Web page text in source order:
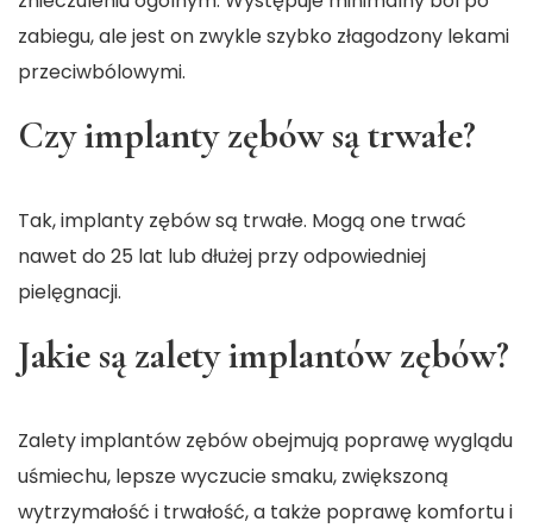
zabiegu, ale jest on zwykle szybko złagodzony lekami
przeciwbólowymi.
Czy implanty zębów są trwałe?
Tak, implanty zębów są trwałe. Mogą one trwać
nawet do 25 lat lub dłużej przy odpowiedniej
pielęgnacji.
Jakie są zalety implantów zębów?
Zalety implantów zębów obejmują poprawę wyglądu
uśmiechu, lepsze wyczucie smaku, zwiększoną
wytrzymałość i trwałość, a także poprawę komfortu i